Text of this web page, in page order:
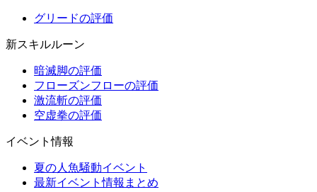
グリードの評価
新スキルルーン
暗滅脚の評価
フローズンフローの評価
激流斬の評価
空虚拳の評価
イベント情報
夏の人魚騒動イベント
最新イベント情報まとめ